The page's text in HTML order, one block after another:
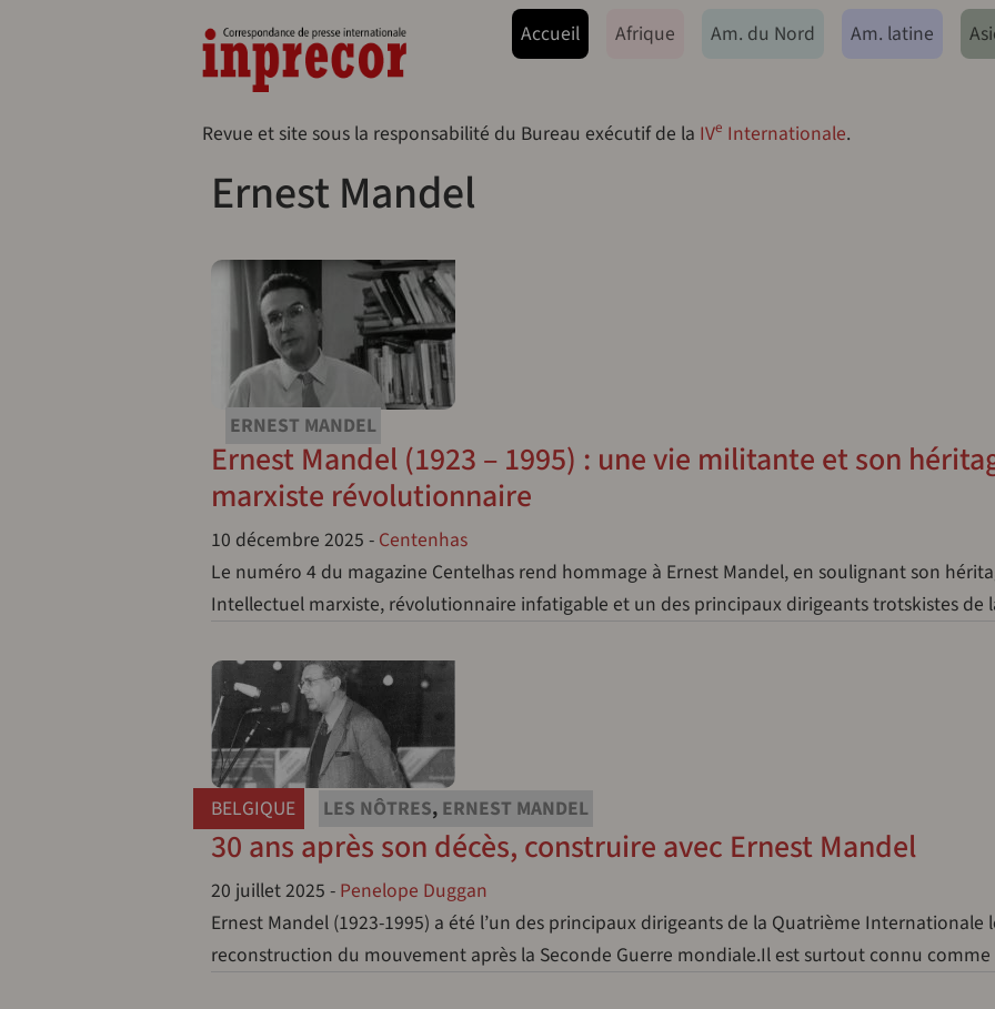
Navegação principal
Accueil Afrique Am. du Nord Am. latine
Revue et site sous la responsabilité du Bureau exécutif de la IVe Internationale.
Ernest Mandel
ERNEST MANDEL
Ernest Mandel (1923 – 1995) : une vie militante et son
marxiste révolutionnaire
10 décembre 2025 - Centenhas
Le numéro 4 du magazine Centelhas rend hommage à Ernest Mandel, en soulignant son
Intellectuel marxiste, révolutionnaire infatigable et un des principaux dirigeants trotskistes
BELGIQUE LES NÔTRES, ERNEST MANDEL
30 ans après son décès, construire avec Ernest Mandel
20 juillet 2025 - Penelope Duggan
Ernest Mandel (1923-1995) a été l’un des principaux dirigeants de la Quatrième Internationale
reconstruction du mouvement après la Seconde Guerre mondiale.Il est surtout connu